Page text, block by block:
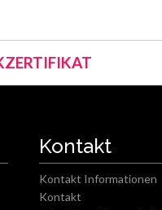
Kontakt
Kontakt Informationen
Kontakt